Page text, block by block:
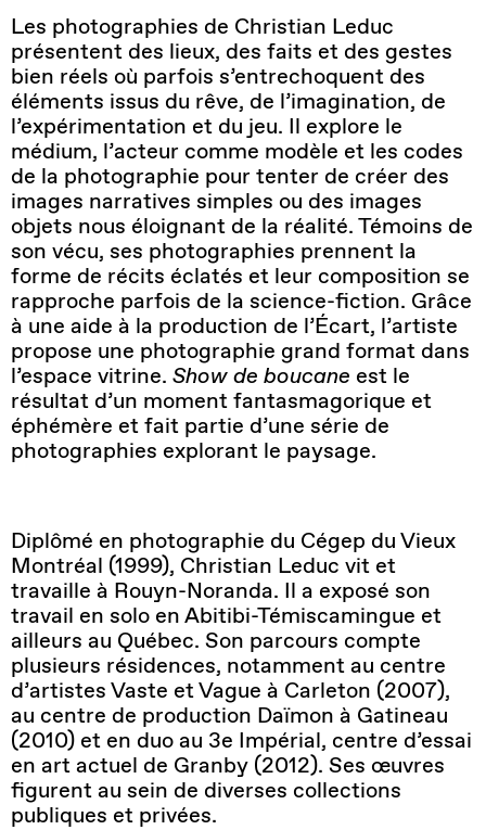
Les photographies de Christian Leduc
présentent des lieux, des faits et des gestes
bien réels où parfois s’entrechoquent des
éléments issus du rêve, de l’imagination, de
l’expérimentation et du jeu. Il explore le
médium, l’acteur comme modèle et les codes
de la photographie pour tenter de créer des
images narratives simples ou des images
objets nous éloignant de la réalité. Témoins de
son vécu, ses photographies prennent la
forme de récits éclatés et leur composition se
rapproche parfois de la science-fiction. Grâce
à une aide à la production de l’Écart, l’artiste
propose une photographie grand format dans
l’espace vitrine. Show de boucane est le
résultat d’un moment fantasmagorique et
éphémère et fait partie d’une série de
photographies explorant le paysage.
Diplômé en photographie du Cégep du Vieux
Montréal (1999), Christian Leduc vit et
travaille à Rouyn-Noranda. Il a exposé son
travail en solo en Abitibi-Témiscamingue et
ailleurs au Québec. Son parcours compte
plusieurs résidences, notamment au centre
d’artistes Vaste et Vague à Carleton (2007),
au centre de production Daïmon à Gatineau
(2010) et en duo au 3e Impérial, centre d’essai
en art actuel de Granby (2012). Ses œuvres
figurent au sein de diverses collections
publiques et privées.